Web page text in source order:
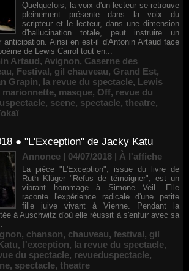
Quelquefois, la voix d'un lecteur se retrouve
pleinement présente dans la voix du
scripteur et le lecteur, dans une dimension
d'hallucination totale, peut instruire un
anticipation. Ainsi en est-il d'Antonin Artaud face
de Lewis Carrol tout en...
Artaud, Avignon, Caserne des
, Festival, gil chauveau, Grand Est,
Grapin, la revue du spectacle, Lewis
marionnette, masque, Off, revue du
, scene, spectacle, theatre,
● "L'Exception" de Jacky Katu
Annonce | 04/07/2018 | À l'affiche
La pièce "L'Exception", issue du livre de
Ruth Klüger "Refus de témoigner", est un
vibrant hommage à Simone Veil. Elle
raconte l'expérience radicale d'une petite
fille juive vivant à Vienne. Pendant la
à Auschwitz d'où elle réussit à s'enfuir avec sa
, chanson, chauveau, festival, gil
, l'exception, la revue du spectacle,
du spectacle, revueduspectacle,
, spectacle, theatre